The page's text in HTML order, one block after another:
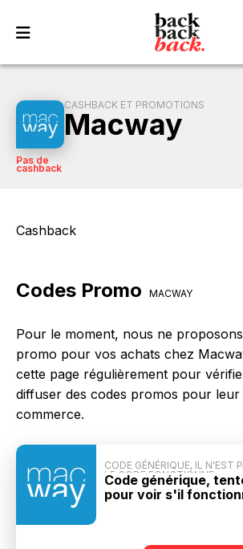
CASHBACK ET PROMOTIONS
Macway
Pas de
cashback
Cashback
Codes Promo MACWAY
Pour le moment, nous ne
promo pour vos achats chez
cette page régulièrement pour
diffuser des codes promos pour leur
commerce.
CODE GÉNÉRIQUE, IL N'EST
LE CODE FONCTIONNE
Code générique,
pour voir s'il